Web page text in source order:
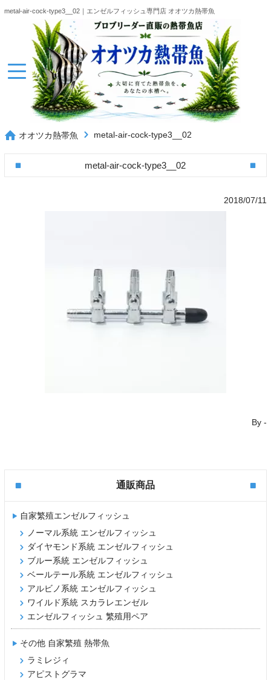
metal-air-cock-type3__02｜エンゼルフィッシュ専門店 オオツカ熱帯魚
オオツカ熱帯魚 metal-air-cock-type3__02
metal-air-cock-type3__02
2018/07/11
By-
通販商品
自家繁殖エンゼルフィッシュ
ノーマル系統 エンゼルフィッシュ
ダイヤモンド系統 エンゼルフィッシュ
ブルー系統 エンゼルフィッシュ
ベールテール系統 エンゼルフィッシュ
アルビノ系統 エンゼルフィッシュ
ワイルド系統 スカラレエンゼル
エンゼルフィッシュ 繁殖用ペア
その他 自家繁殖 熱帯魚
ラミレジィ
アピストグラマ